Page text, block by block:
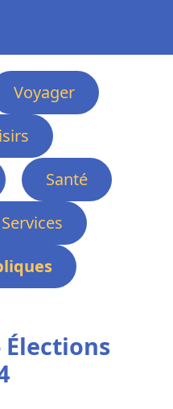
Voyager
Santé
Élections